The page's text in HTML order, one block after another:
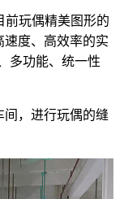
前玩偶精美图形的
度、高效率的实
多功能、统一性
间，进行玩偶的缝